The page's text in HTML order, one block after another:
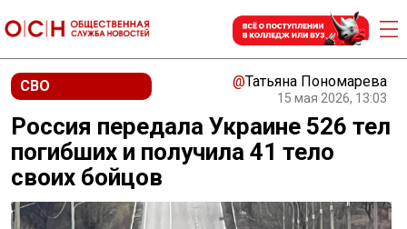
СВО @Татьяна Пономарева
15 мая 2026, 13:03
Россия передала Украине 526 тел
погибших и получила 41 тело
своих бойцов